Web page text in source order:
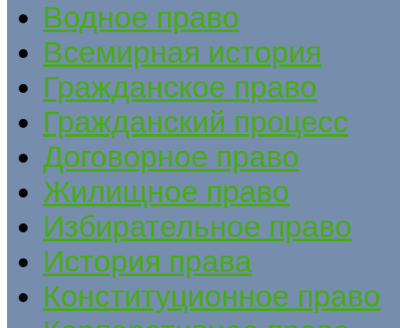
Водное право
Всемирная история
Гражданское право
Гражданский процесс
Договорное право
Жилищное право
Избирательное право
История права
Конституционное право